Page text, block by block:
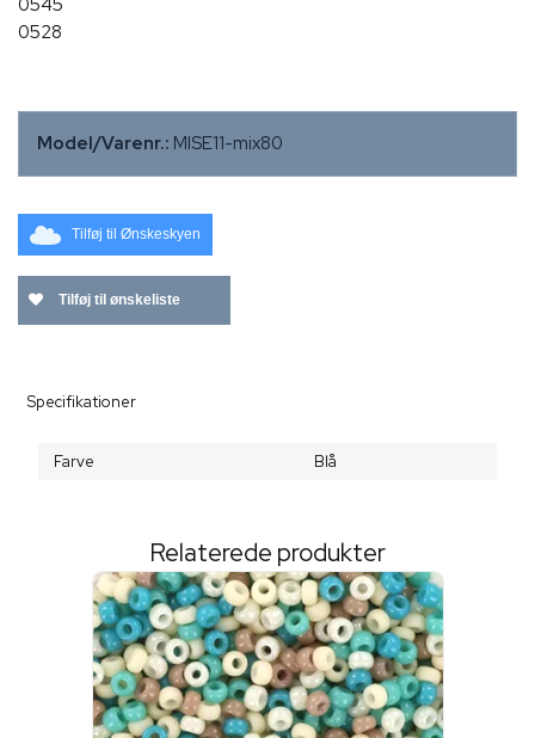
0528
Model/Varenr.: MISE11-mix80
Tilføj til Ønskeskyen
Tilføj til ønskeliste
Specifikationer
Farve Blå
Relaterede produkter